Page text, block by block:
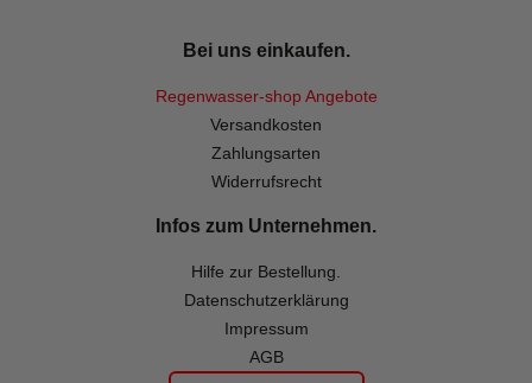
Bei uns einkaufen.
Regenwasser-shop Angebote
Versandkosten
Zahlungsarten
Widerrufsrecht
Infos zum Unternehmen.
Hilfe zur Bestellung.
Datenschutzerklärung
Impressum
AGB